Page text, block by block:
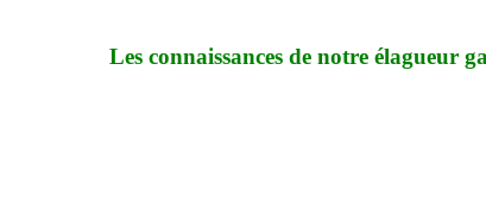
Les connaissances de notre élagueur